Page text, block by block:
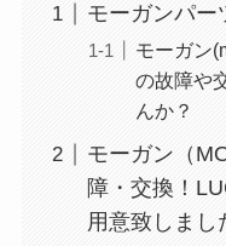
モーガンパー
モーガン
の故障や
んか？
モーガン（
障・交換！
用意致しまし